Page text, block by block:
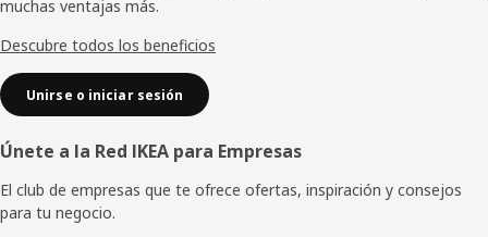
página
muchas ventajas más.
Descubre todos los beneficios
Unirse o iniciar sesión
Únete a la Red IKEA para Empresas
El club de empresas que te ofrece ofertas, inspiración y consejos
para tu negocio.